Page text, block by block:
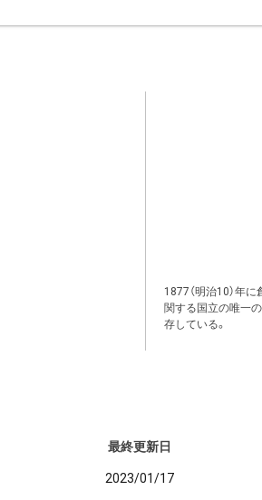
1877（明治10）年
関する国立の唯一
存している。
最終更新日
2023/01/17